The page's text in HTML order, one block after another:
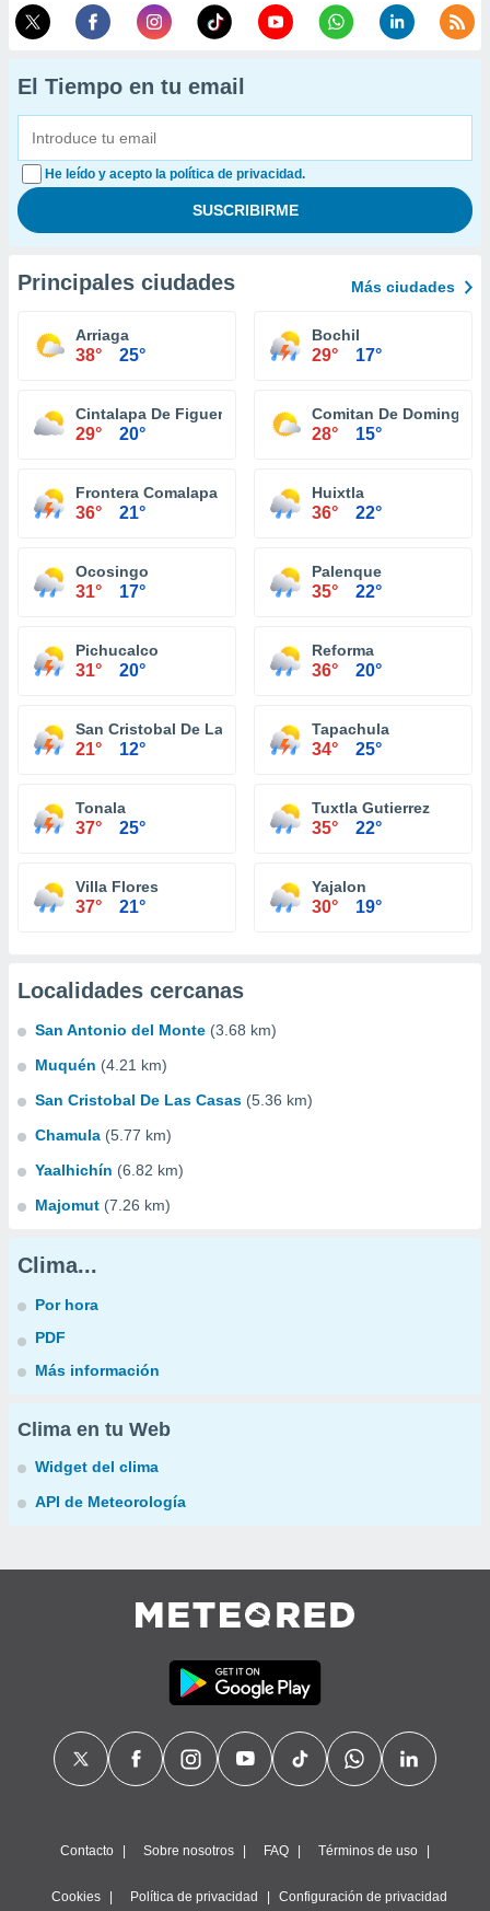
El Tiempo en tu email
He leído y acepto la política de privacidad.
Principales ciudades Más ciudades
Arriaga
38° 25°
Bochil
29° 17°
Cintalapa De Figueroa
29° 20°
Comitan De Dominguez
28° 15°
Frontera Comalapa
36° 21°
Huixtla
36° 22°
Ocosingo
31° 17°
Palenque
35° 22°
Pichucalco
31° 20°
Reforma
36° 20°
San Cristobal De Las Casas
21° 12°
Tapachula
34° 25°
Tonala
37° 25°
Tuxtla Gutierrez
35° 22°
Villa Flores
37° 21°
Yajalon
30° 19°
Localidades cercanas
San Antonio del Monte (3.68 km)
Muquén (4.21 km)
San Cristobal De Las Casas (5.36 km)
Chamula (5.77 km)
Yaalhichín (6.82 km)
Majomut (7.26 km)
Clima...
Por hora
PDF
Más información
Clima en tu Web
Widget del clima
API de Meteorología
Contacto Sobre nosotros FAQ Términos de uso
Cookies Política de privacidad Configuración de privacidad